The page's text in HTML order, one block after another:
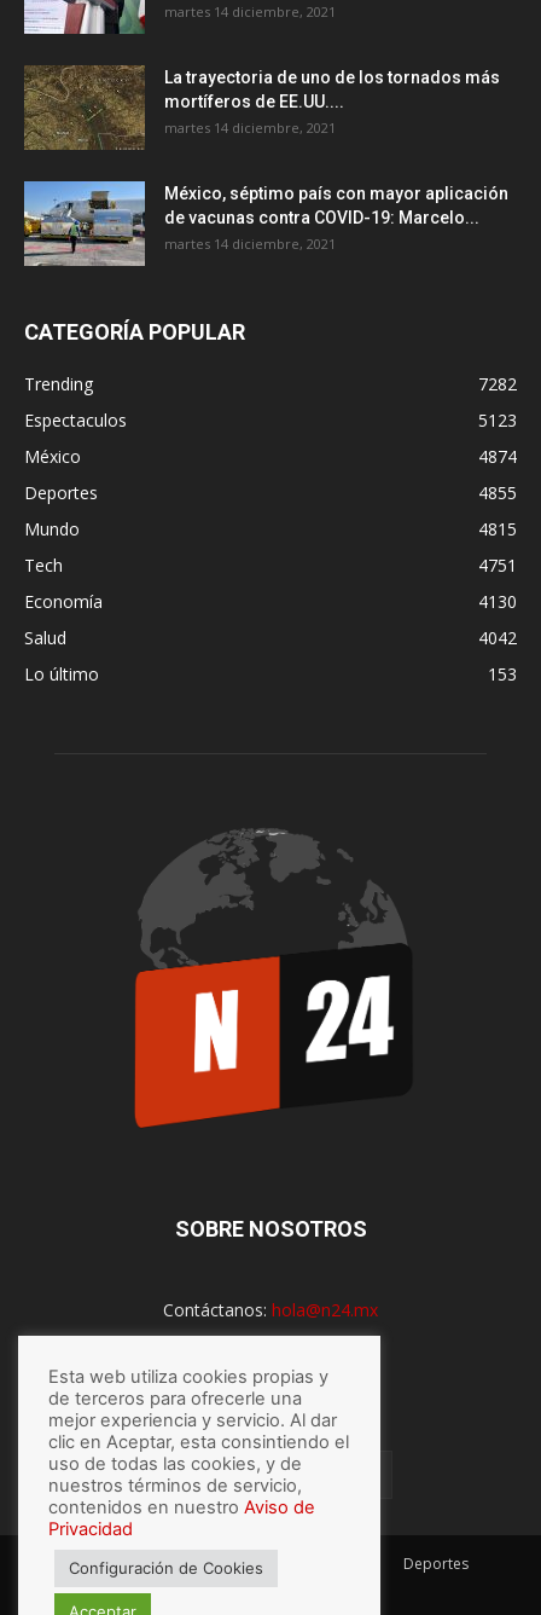
martes 14 diciembre, 2021
La trayectoria de uno de los tornados más
mortíferos de EE.UU....
martes 14 diciembre, 2021
México, séptimo país con mayor aplicación
de vacunas contra COVID-19: Marcelo...
martes 14 diciembre, 2021
CATEGORÍA POPULAR
Trending
7282
Espectaculos
5123
México
4874
Deportes
4855
Mundo
4815
Tech
4751
Economía
4130
Salud
4042
Lo último
153
SOBRE NOSOTROS
Contáctanos: hola@n24.mx
SÍGUENOS
México Mundo Economía
Deportes
Espectaculos
Esta web utiliza cookies propias y
de terceros para ofrecerle una
mejor experiencia y servicio. Al dar
clic en Aceptar, esta consintiendo el
uso de todas las cookies, y de
nuestros términos de servicio,
contenidos en nuestro Aviso de
Privacidad
Configuración de Cookies